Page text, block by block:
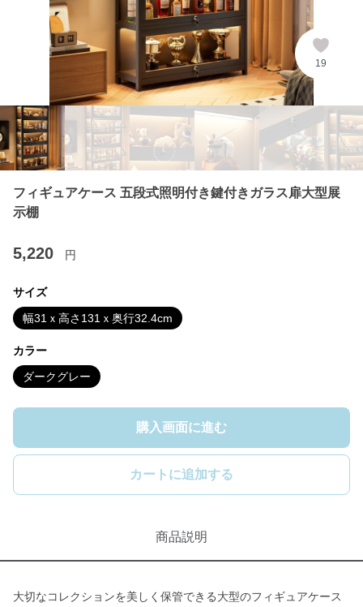
19
フィギュアケース 五段式照明付き鍵付きガラス扉大型展
示棚
5,220 円
サイズ
幅31ｘ高さ131ｘ奥行32.4cm
カラー
ダークグレー
購入画面に進む
カートに追加する
商品説明
大切なコレクションを美しく保管できる大型のフィギュアケース